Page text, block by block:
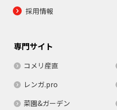
採用情報
専門サイト
コメリ産直
レンガ.pro
菜園&ガーデン